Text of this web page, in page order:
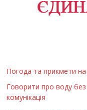
Погода та прикмети
Говорити про воду
комунікація